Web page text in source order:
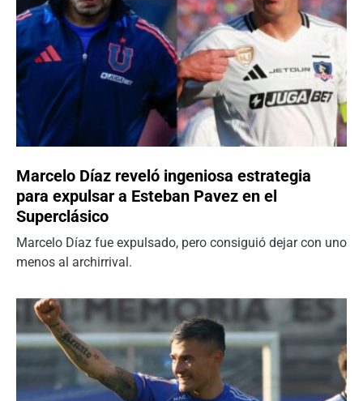
Marcelo Díaz reveló ingeniosa estrategia
para expulsar a Esteban Pavez en el
Superclásico
Marcelo Díaz fue expulsado, pero consiguió dejar con uno
menos al archirrival.